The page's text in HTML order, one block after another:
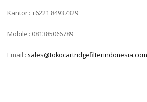
Kantor : +6221 84937329
Mobile : 081385066789
Email : sales@tokocartridgefilterindonesia.com